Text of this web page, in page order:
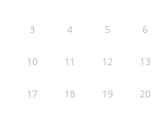
3 4 5 6
10 11 12 13
17 18 19 20